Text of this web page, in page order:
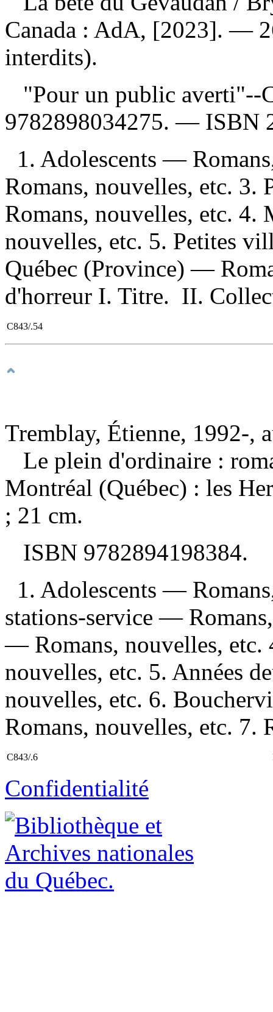
Canada : AdA, [2023]. —
interdits).
"Pour un public
9782898034275. — ISBN
1. Adolescents —
Romans, nouvelles, etc. 3.
Romans, nouvelles, etc.
nouvelles, etc. 5. Petites
Québec (Province) —
d'horreur I. Titre. II.
C843/.54
Tremblay, Étienne, 1992-,
Le plein d'ordinaire :
Montréal (Québec) : les
; 21 cm.
ISBN 9782894198384.
1. Adolescents —
stations-service —
— Romans, nouvelles, etc.
nouvelles, etc. 5. Années
nouvelles, etc. 6.
Romans, nouvelles, etc. 7.
C843/.6
Confidentialité